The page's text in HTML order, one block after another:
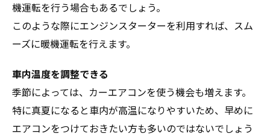
機運転を行う場合もあるでしょう。
このような際にエンジンスターターを利用すれば、スム
ーズに暖機運転を行えます。
車内温度を調整できる
季節によっては、カーエアコンを使う機会も増えます。
特に真夏になると車内が高温になりやすいため、早めに
エアコンをつけておきたい方も多いのではないでしょう